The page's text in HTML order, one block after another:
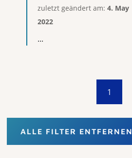
zuletzt geändert am: 4. May
2022
...
1
ALLE FILTER ENTFERNEN